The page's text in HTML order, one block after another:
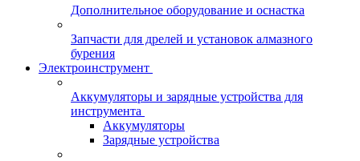
Дополнительное оборудование и оснастка
Запчасти для дрелей и установок алмазного
бурения
Электроинструмент
Аккумуляторы и зарядные устройства для
инструмента
Аккумуляторы
Зарядные устройства